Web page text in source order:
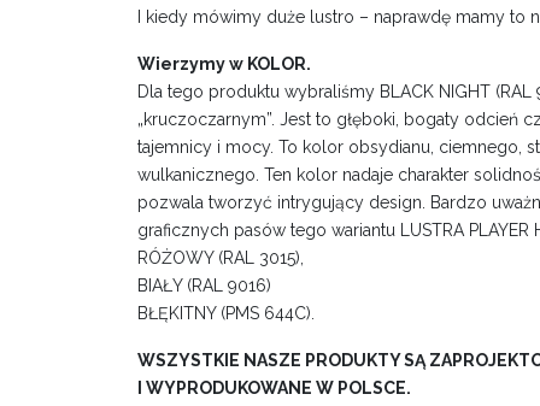
I kiedy mówimy duże lustro – naprawdę mamy to
Wierzymy w KOLOR.
Dla tego produktu wybraliśmy BLACK NIGHT
„kruczoczarnym”. Jest to głęboki, bogaty odcień
tajemnicy i mocy. To kolor obsydianu, ciemnego,
wulkanicznego. Ten kolor nadaje charakter
pozwala tworzyć intrygujący design. Bardzo
graficznych pasów tego wariantu LUSTRA PLAYER
RÓŻOWY (RAL 3015),
BIAŁY (RAL 9016)
BŁĘKITNY (PMS 644C).
WSZYSTKIE NASZE PRODUKTY SĄ
I WYPRODUKOWANE W POLSCE.